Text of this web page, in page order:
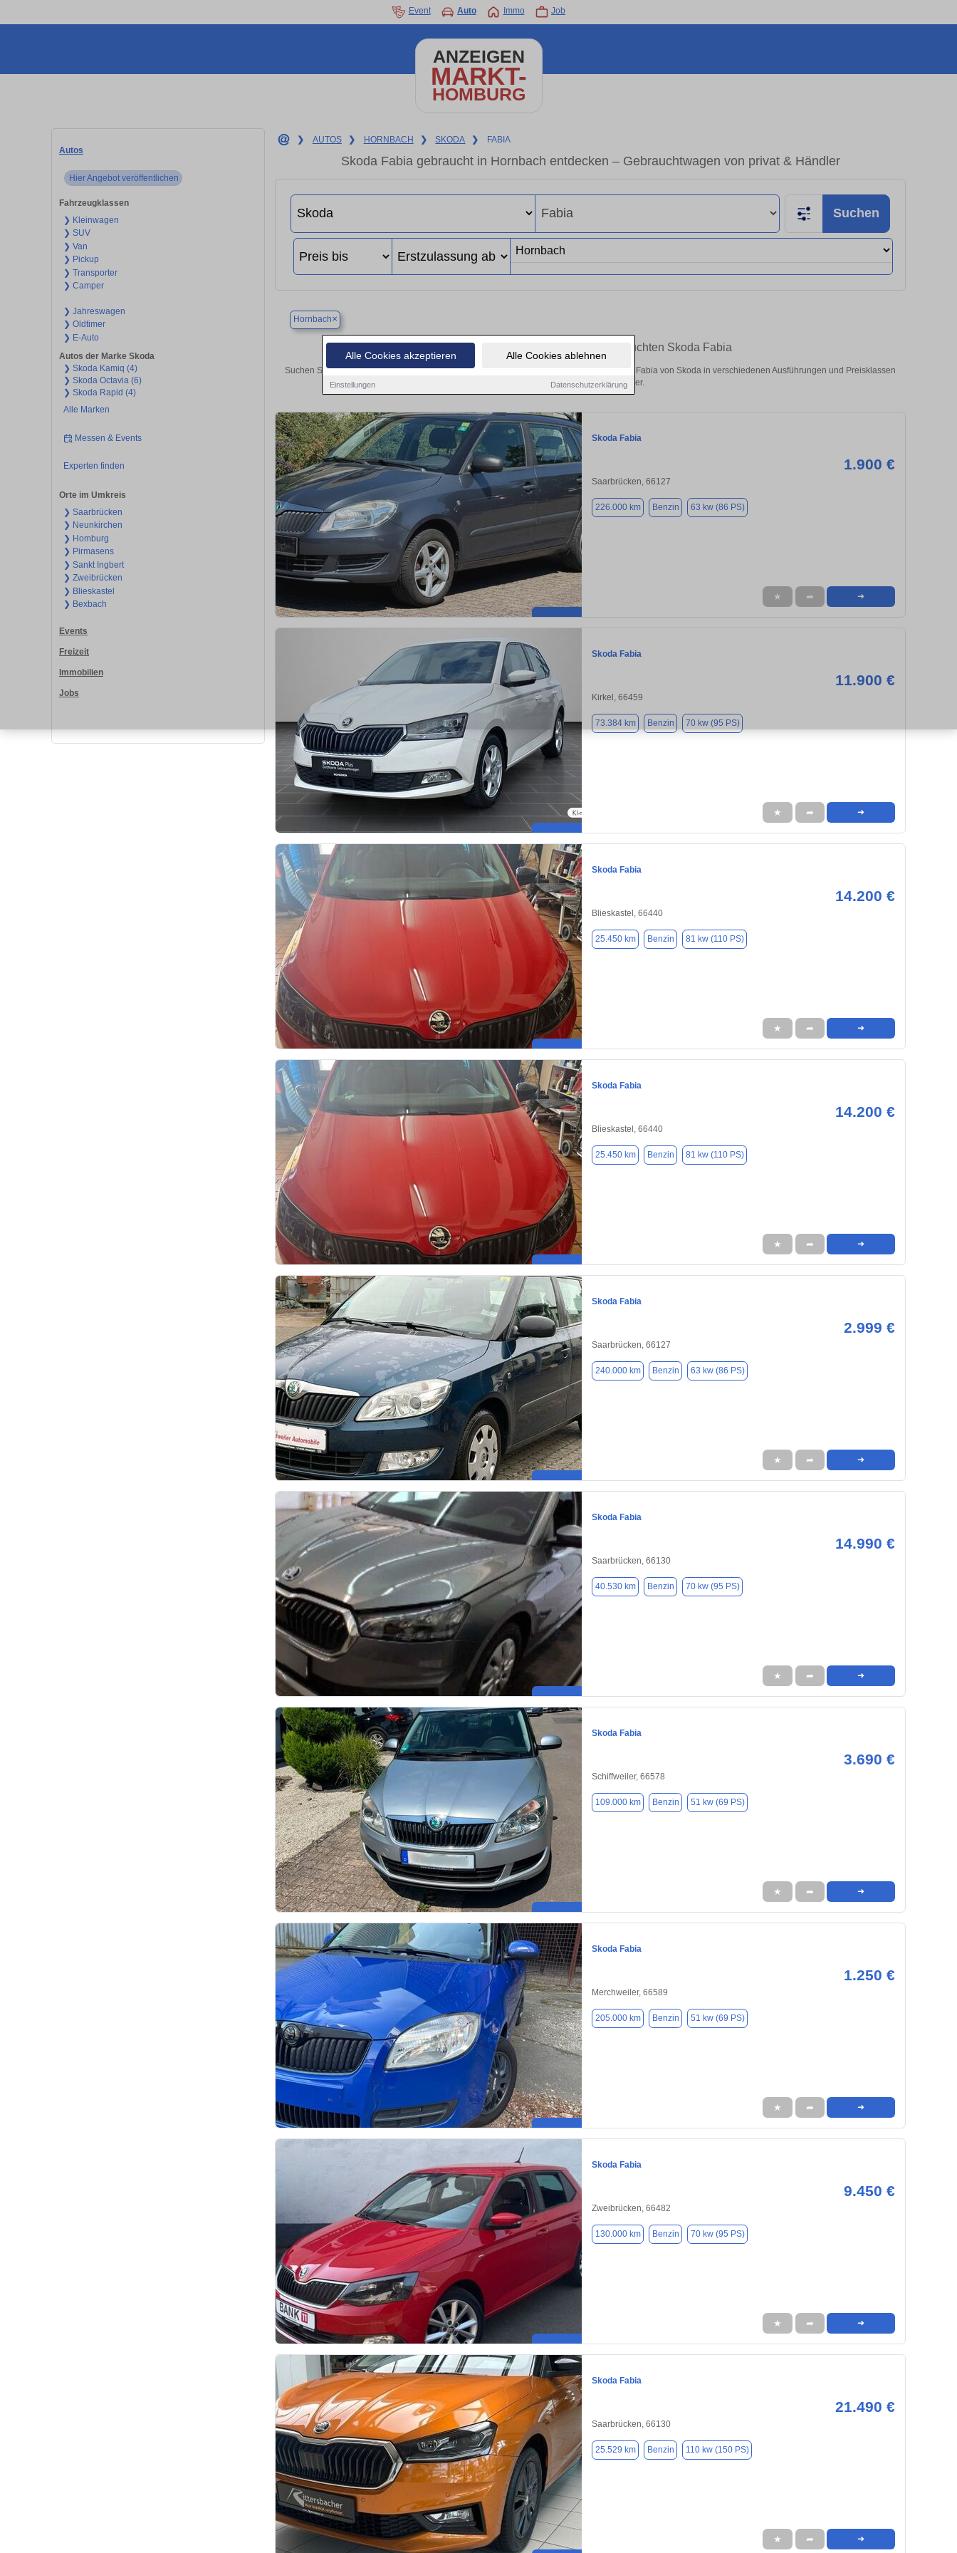
Alle Cookies akzeptieren Alle Cookies ablehnen
Einstellungen Datenschutzerklärung
Event Auto Immo Job
ANZEIGEN
MARKT-
HOMBURG
Autos
Hier Angebot veröffentlichen
Fahrzeugklassen
❯ Kleinwagen
❯ SUV
❯ Van
❯ Pickup
❯ Transporter
❯ Camper
❯ Jahreswagen
❯ Oldtimer
❯ E-Auto
Autos der Marke Skoda
❯ Skoda Kamiq (4)
❯ Skoda Octavia (6)
❯ Skoda Rapid (4)
Alle Marken
Messen & Events
Experten finden
Orte im Umkreis
❯ Saarbrücken
❯ Neunkirchen
❯ Homburg
❯ Pirmasens
❯ Sankt Ingbert
❯ Zweibrücken
❯ Blieskastel
❯ Bexbach
Events
Freizeit
Immobilien
Jobs
❯ AUTOS ❯ HORNBACH ❯ SKODA ❯ FABIA
Skoda Fabia gebraucht in Hornbach entdecken – Gebrauchtwagen von privat & Händler
Suchen
Hornbach×
Finden Sie in Hornbach Ihren gebrauchten Skoda Fabia
Suchen Sie in Hornbach einen Skoda Fabia Gebrauchtwagen? Entdecken Sie gebrauchte Fabia von Skoda in verschiedenen Ausführungen und Preisklassen
von privat und vom Händler.
Skoda Fabia
1.900 €
Saarbrücken, 66127
226.000 km Benzin 63 kw (86 PS)
★ ➦ ➜
Skoda Fabia
11.900 €
Kirkel, 66459
73.384 km Benzin 70 kw (95 PS)
★ ➦ ➜
Skoda Fabia
14.200 €
Blieskastel, 66440
25.450 km Benzin 81 kw (110 PS)
★ ➦ ➜
Skoda Fabia
14.200 €
Blieskastel, 66440
25.450 km Benzin 81 kw (110 PS)
★ ➦ ➜
Skoda Fabia
2.999 €
Saarbrücken, 66127
240.000 km Benzin 63 kw (86 PS)
★ ➦ ➜
Skoda Fabia
14.990 €
Saarbrücken, 66130
40.530 km Benzin 70 kw (95 PS)
★ ➦ ➜
Skoda Fabia
3.690 €
Schiffweiler, 66578
109.000 km Benzin 51 kw (69 PS)
★ ➦ ➜
Skoda Fabia
1.250 €
Merchweiler, 66589
205.000 km Benzin 51 kw (69 PS)
★ ➦ ➜
Skoda Fabia
9.450 €
Zweibrücken, 66482
130.000 km Benzin 70 kw (95 PS)
★ ➦ ➜
Skoda Fabia
21.490 €
Saarbrücken, 66130
25.529 km Benzin 110 kw (150 PS)
★ ➦ ➜